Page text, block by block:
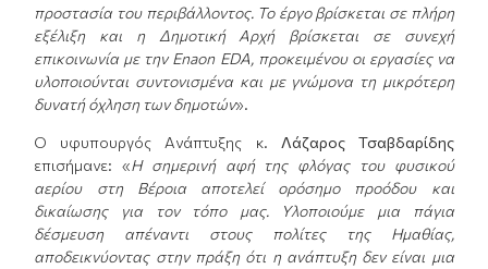
προστασία του περιβάλλοντος. Το έργο βρίσκεται σε πλήρη
εξέλιξη και η Δημοτική Αρχή βρίσκεται σε συνεχή
επικοινωνία με την EnaonEDA, προκειμένου οι εργασίες να
υλοποιούνται συντονισμένα και με γνώμονα τη μικρότερη
δυνατή όχληση των δημοτών».
Ο υφυπουργός Ανάπτυξης κ. Λάζαρος Τσαβδαρίδης
επισήμανε: «Η σημερινή αφή της φλόγας του φυσικού
αερίου στη Βέροια αποτελεί ορόσημο προόδου και
δικαίωσης για τον τόπο μας. Υλοποιούμε μια πάγια
δέσμευση απέναντι στους πολίτες της Ημαθίας,
αποδεικνύοντας στην πράξη ότι η ανάπτυξη δεν είναι μια